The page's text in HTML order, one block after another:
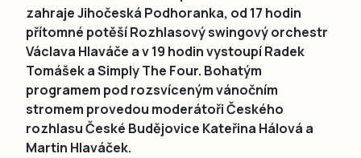
zahraje Jihočeská Podhoranka, od 17 hodin
přítomné potěší Rozhlasový swingový orchestr
Václava Hlaváče a v 19 hodin vystoupí Radek
Tomášek a Simply The Four. Bohatým
programem pod rozsvíceným vánočním
stromem provedou moderátoři Českého
rozhlasu České Budějovice Kateřina Hálová a
Martin Hlaváček.